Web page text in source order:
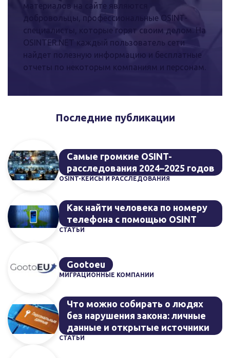
материалов на сайте являются
добровольцы, профессиональные OSINT-
специалисты, которые горят своим делом. На
OSINTER.NET каждый пользователь сети
найдет полезную информацию и бесплатные
отчеты по некоторым компаниям и персонам.
Последние публикации
Самые громкие OSINT-
расследования 2024–2025 годов
OSINT-КЕЙСЫ И РАССЛЕДОВАНИЯ
Как найти человека по номеру
телефона с помощью OSINT
СТАТЬИ
Gootoeu
МИГРАЦИОННЫЕ КОМПАНИИ
Что можно собирать о людях
без нарушения закона: личные
данные и открытые источники
СТАТЬИ